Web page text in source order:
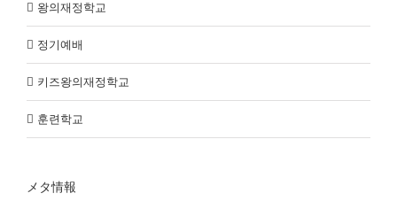
왕의재정학교
정기예배
키즈왕의재정학교
훈련학교
メタ情報